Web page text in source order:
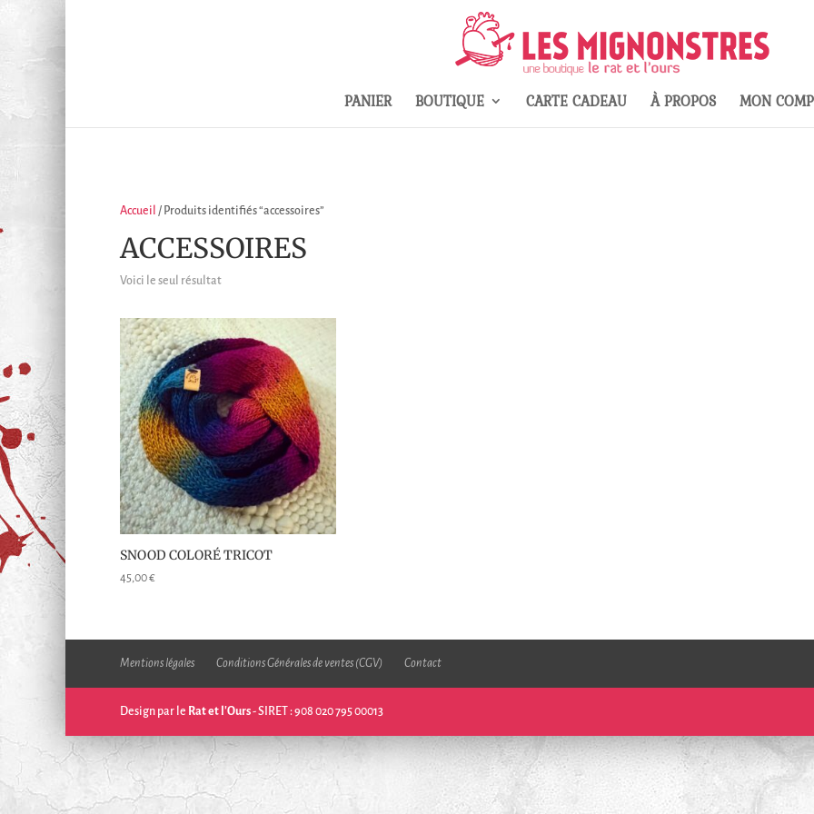
PANIER BOUTIQUE CARTE CADEAU À PROPOS MON
Accueil / Produits identifiés “accessoires”
ACCESSOIRES
Voici le seul résultat
SNOOD COLORÉ TRICOT
45,00€
Mentions légales Conditions Générales de ventes (CGV) Contact
Design par le Rat et l'Ours- SIRET : 908 020 795 00013